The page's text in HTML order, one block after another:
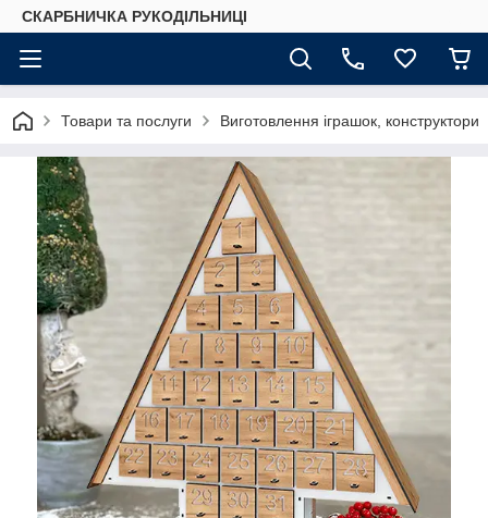
СКАРБНИЧКА РУКОДІЛЬНИЦІ
Товари та послуги Виготовлення іграшок, конструктори